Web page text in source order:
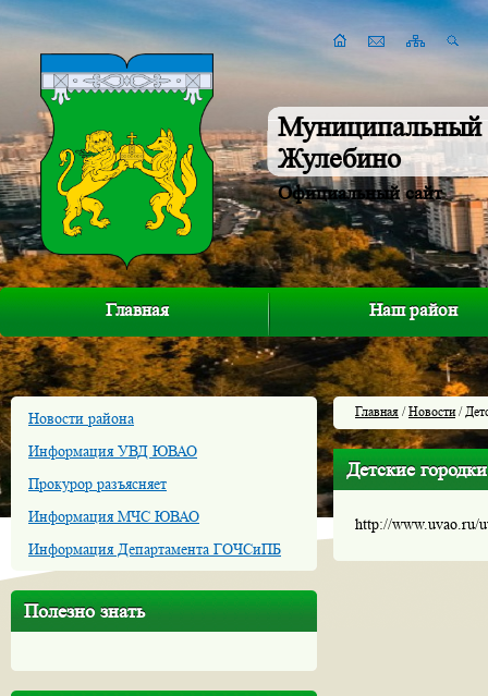
Муниципальный
Жулебино
Официальный сайт
Главная Наш район
Новости района
Информация УВД ЮВАО
Прокурор разъясняет
Информация МЧС ЮВАО
Информация Департамента ГОЧСиПБ
Полезно знать
Главная /Новости/
Детские
http://www.uvao.ru/